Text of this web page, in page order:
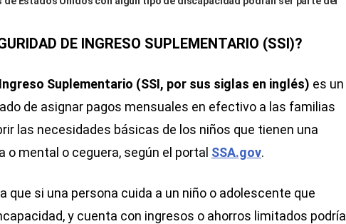
DE INGRESO SUPLEMENTARIO (SSI)?
Suplementario (SSI, por sus siglas en inglés) es un
de asignar pagos mensuales en efectivo a las familias
las necesidades básicas de los niños que tienen una
o mental o ceguera, según el portal SSA.gov.
que si una persona cuida a un niño o adolescente que
y cuenta con ingresos o ahorros limitados podría